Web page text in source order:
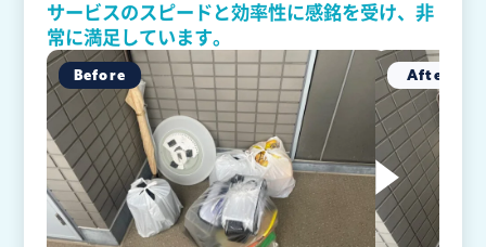
サービスのスピードと効率性に感銘を受け、非
常に満足しています。